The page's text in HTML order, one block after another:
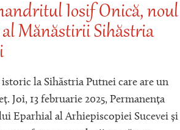
Iosif Onică, noul
Mănăstirii Sihăstria
la Sihăstria Putnei care are un
Joi, 13 februarie 2025, Permanența
Eparhial al Arhiepiscopiei Sucevei și